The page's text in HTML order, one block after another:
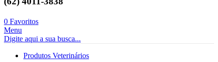
0 Favoritos
Menu
Digite aqui a sua busca...
Produtos Veterinários